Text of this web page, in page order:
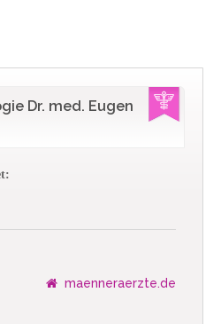
Dr. med. Eugen
maenneraerzte.de